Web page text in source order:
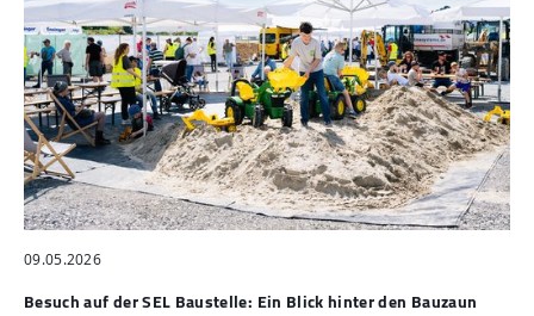
09.05.2026
Besuch auf der SEL Baustelle: Ein Blick hinter den Bauzaun